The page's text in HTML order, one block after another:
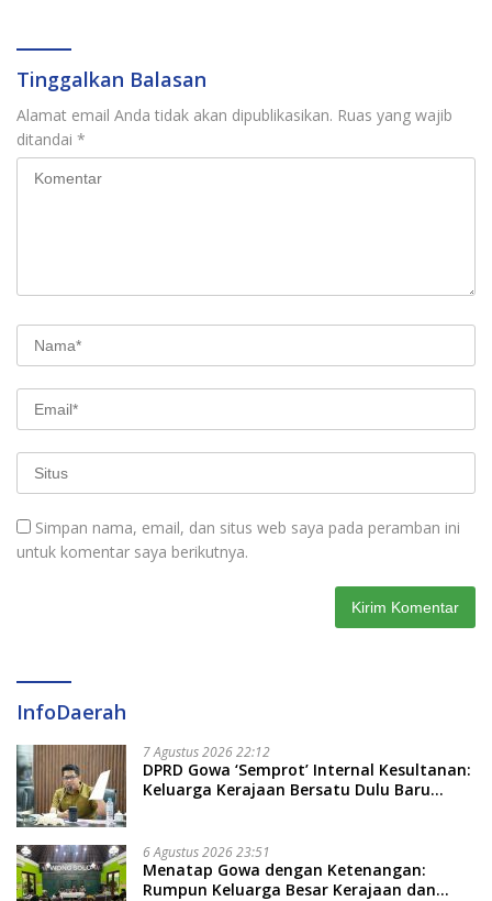
Tinggalkan Balasan
Alamat email Anda tidak akan dipublikasikan. Ruas yang wajib
ditandai *
Simpan nama, email, dan situs web saya pada peramban ini
untuk komentar saya berikutnya.
InfoDaerah
7 Agustus 2026 22:12
DPRD Gowa ‘Semprot’ Internal Kesultanan:
Keluarga Kerajaan Bersatu Dulu Baru
6 Agustus 2026 23:51
Menatap Gowa dengan Ketenangan:
Rumpun Keluarga Besar Kerajaan dan